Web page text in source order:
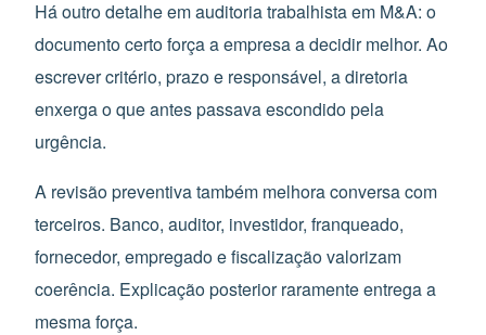
Há outro detalhe em auditoria trabalhista em M&A: o
documento certo força a empresa a decidir melhor. Ao
escrever critério, prazo e responsável, a diretoria
enxerga o que antes passava escondido pela
urgência.
A revisão preventiva também melhora conversa com
terceiros. Banco, auditor, investidor, franqueado,
fornecedor, empregado e fiscalização valorizam
coerência. Explicação posterior raramente entrega a
mesma força.